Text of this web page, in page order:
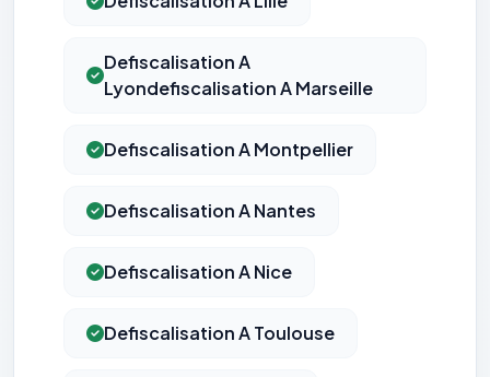
Defiscalisation A
Lyondefiscalisation A Marseille
Defiscalisation A Montpellier
Defiscalisation A Nantes
Defiscalisation A Nice
Defiscalisation A Toulouse